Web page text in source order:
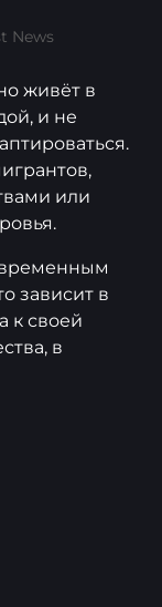
News
живёт в
и не
или
временным
зависит в
к своей
в